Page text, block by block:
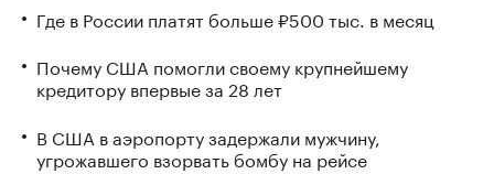
Где в России платят больше ₽500 тыс. в месяц
Почему США помогли своему крупнейшему
кредитору впервые за 28 лет
В США в аэропорту задержали мужчину,
угрожавшего взорвать бомбу на рейсе